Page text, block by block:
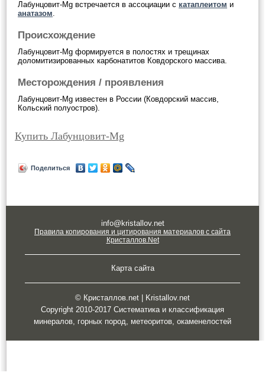
Лабунцовит-Mg встречается в ассоциации с катаплеитом и
анатазом
Происхождение
Лабунцовит-Mg формируется в полостях и трещинах
доломитизированных карбонатитов Ковдорского массива.
Месторождения / проявления
Лабунцовит-Mg известен в России (Ковдорский массив,
Кольский полуостров).
Купить Лабунцовит-Mg
Поделиться
info@kristallov.net
Правила копирования и цитирования материалов с сайта
Кристаллов.Net
Карта сайта
© Кристаллов.net | Kristallov.net
Copyright 2010-2017 Систематика и классификация
минералов, горных пород, метеоритов, окаменелостей